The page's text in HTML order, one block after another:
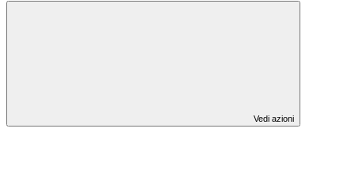
Vedi azioni